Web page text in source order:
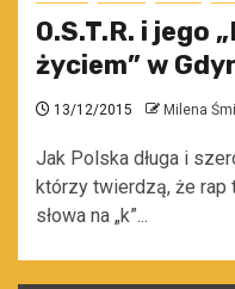
O.S.T.R. i jego
życiem” w
13/12/2015 Milena
Jak Polska długa i
którzy twierdzą, że rap
słowa na „k”...